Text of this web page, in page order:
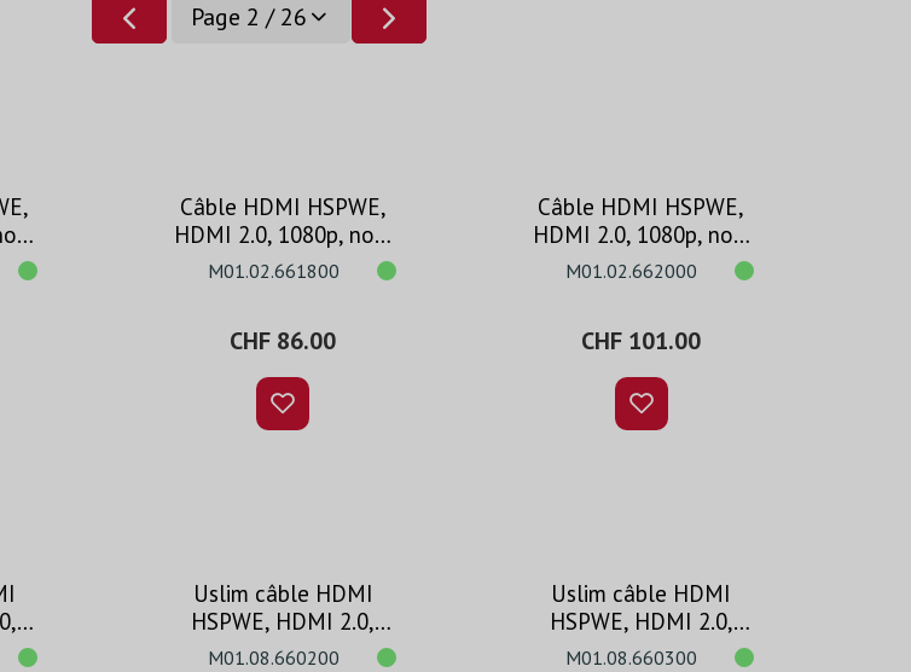
Page 2 / 26
Câble HDMI HSPWE,
HDMI 2.0, 1080p, noir,
18m
M01.02.661800
CHF 86.00
Câble HDMI HSPWE,
HDMI 2.0, 1080p, noir,
20m
M01.02.662000
CHF 101.00
Uslim câble HDMI
HSPWE, HDMI 2.0,
4K@50/60, noir, 2m
M01.08.660200
Uslim câble HDMI
HSPWE, HDMI 2.0,
1080p, noir, 3m
M01.08.660300